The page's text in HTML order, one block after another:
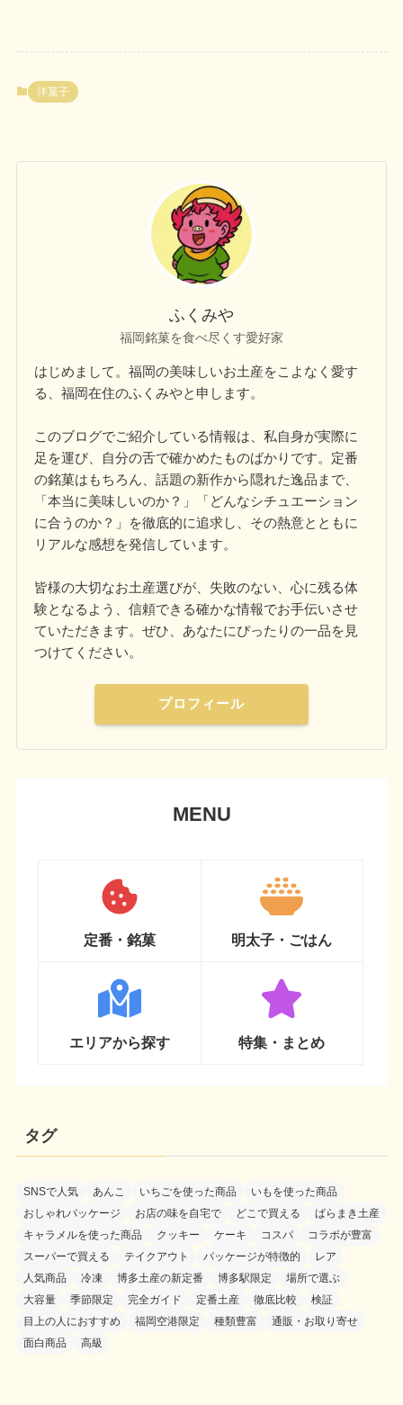
洋菓子
ふくみや
福岡銘菓を食べ尽くす愛好家
はじめまして。福岡の美味しいお土産をこよなく愛す
る、福岡在住のふくみやと申します。
このブログでご紹介している情報は、私自身が実際に
足を運び、自分の舌で確かめたものばかりです。定番
の銘菓はもちろん、話題の新作から隠れた逸品まで、
「本当に美味しいのか？」「どんなシチュエーション
に合うのか？」を徹底的に追求し、その熱意とともに
リアルな感想を発信しています。
皆様の大切なお土産選びが、失敗のない、心に残る体
験となるよう、信頼できる確かな情報でお手伝いさせ
ていただきます。ぜひ、あなたにぴったりの一品を見
つけてください。
プロフィール
MENU
定番・銘菓 明太子・ごはん
エリアから探す 特集・まとめ
タグ
SNSで人気 あんこ いちごを使った商品
いもを使った商品
おしゃれパッケージ
お店の味を自宅で どこで買える
ばらまき土産
キャラメルを使った商品
クッキー ケーキ コスパ
コラボが豊富
スーパーで買える
テイクアウト パッケージが特徴的
レア
人気商品
冷凍 博多土産の新定番 博多駅限定
場所で選ぶ
大容量
季節限定 完全ガイド 定番土産 徹底比較
検証
目上の人におすすめ
福岡空港限定 種類豊富
通販・お取り寄せ
面白商品
高級